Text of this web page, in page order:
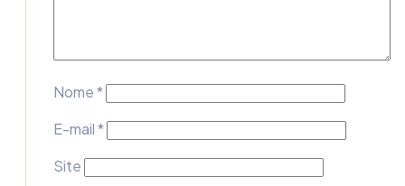
Nome*
E-mail*
Site